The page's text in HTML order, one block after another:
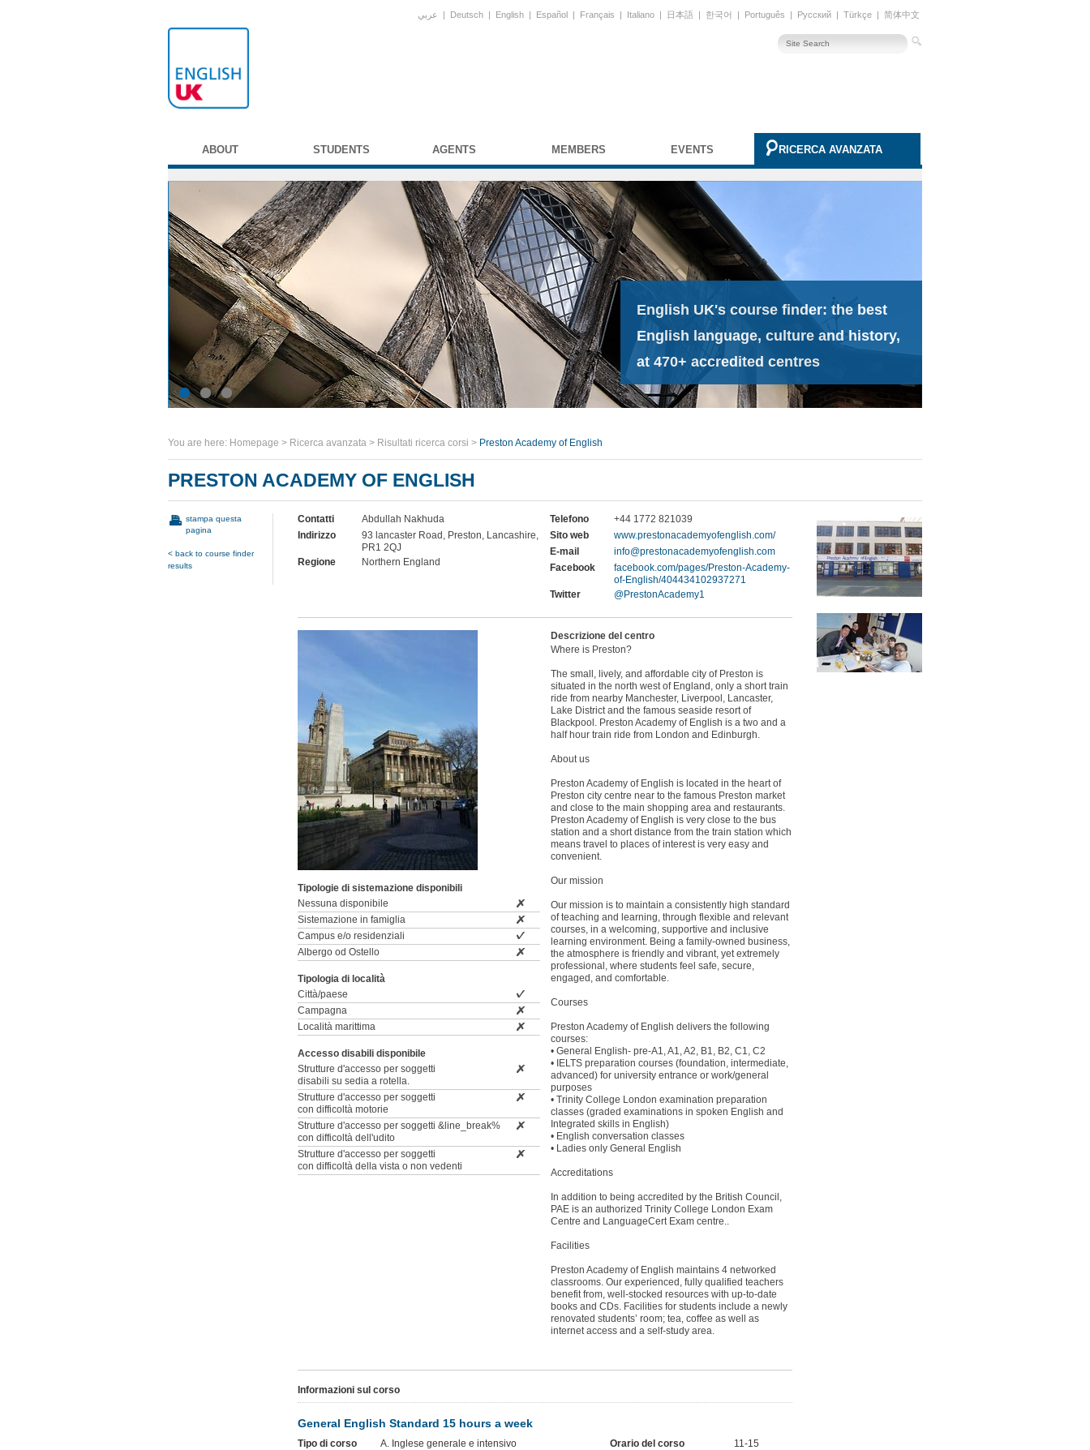
عربي | Deutsch | English | Español | Français | Italiano | 日本語 | 한국어 | Português | Русский | Türkçe | 简体中文
ABOUT STUDENTS AGENTS MEMBERS EVENTS RICERCA AVANZATA
English UK's course finder: the best
English language, culture and history,
at 470+ accredited centres
You are here: Homepage > Ricerca avanzata > Risultati ricerca corsi > Preston Academy of English
PRESTON ACADEMY OF ENGLISH
stampa questa
pagina
< back to course finder
results
Contatti
Abdullah Nakhuda
Indirizzo
93 lancaster Road, Preston, Lancashire,
PR1 2QJ
Regione
Northern England
Telefono
+44 1772 821039
Sito web
www.prestonacademyofenglish.com/
E-mail
info@prestonacademyofenglish.com
Facebook
facebook.com/pages/Preston-Academy-
of-English/404434102937271
Twitter
@PrestonAcademy1
Tipologie di sistemazione disponibili
Nessuna disponibile
Sistemazione in famiglia
Campus e/o residenziali
Albergo od Ostello
Tipologia di località
Città/paese
Campagna
Località marittima
Accesso disabili disponibile
Strutture d'accesso per soggetti
disabili su sedia a rotella.
Strutture d'accesso per soggetti
con difficoltà motorie
Strutture d'accesso per soggetti &line_break%
con difficoltà dell'udito
Strutture d'accesso per soggetti
con difficoltà della vista o non vedenti
Descrizione del centro
Where is Preston?
The small, lively, and affordable city of Preston is
situated in the north west of England, only a short train
ride from nearby Manchester, Liverpool, Lancaster,
Lake District and the famous seaside resort of
Blackpool. Preston Academy of English is a two and a
half hour train ride from London and Edinburgh.
About us
Preston Academy of English is located in the heart of
Preston city centre near to the famous Preston market
and close to the main shopping area and restaurants.
Preston Academy of English is very close to the bus
station and a short distance from the train station which
means travel to places of interest is very easy and
convenient.
Our mission
Our mission is to maintain a consistently high standard
of teaching and learning, through flexible and relevant
courses, in a welcoming, supportive and inclusive
learning environment. Being a family-owned business,
the atmosphere is friendly and vibrant, yet extremely
professional, where students feel safe, secure,
engaged, and comfortable.
Courses
Preston Academy of English delivers the following
courses:
• General English- pre-A1, A1, A2, B1, B2, C1, C2
• IELTS preparation courses (foundation, intermediate,
advanced) for university entrance or work/general
purposes
• Trinity College London examination preparation
classes (graded examinations in spoken English and
Integrated skills in English)
• English conversation classes
• Ladies only General English
Accreditations
In addition to being accredited by the British Council,
PAE is an authorized Trinity College London Exam
Centre and LanguageCert Exam centre..
Facilities
Preston Academy of English maintains 4 networked
classrooms. Our experienced, fully qualified teachers
benefit from, well-stocked resources with up-to-date
books and CDs. Facilities for students include a newly
renovated students’ room; tea, coffee as well as
internet access and a self-study area.
Informazioni sul corso
General English Standard 15 hours a week
Tipo di corso
A. Inglese generale e intensivo
Orario del corso
11-15